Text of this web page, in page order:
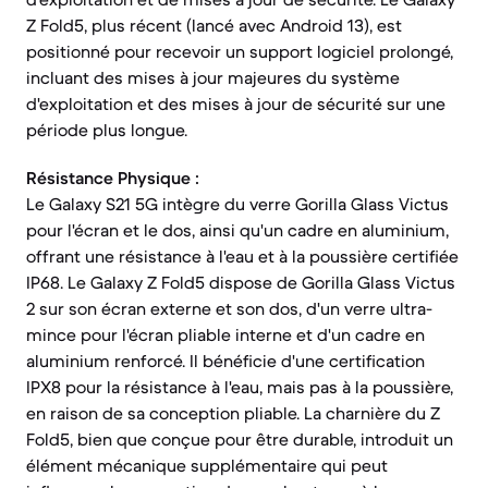
Z Fold5, plus récent (lancé avec Android 13), est
positionné pour recevoir un support logiciel prolongé,
incluant des mises à jour majeures du système
d'exploitation et des mises à jour de sécurité sur une
période plus longue.
Résistance Physique :
Le Galaxy S21 5G intègre du verre Gorilla Glass Victus
pour l'écran et le dos, ainsi qu'un cadre en aluminium,
offrant une résistance à l'eau et à la poussière certifiée
IP68. Le Galaxy Z Fold5 dispose de Gorilla Glass Victus
2 sur son écran externe et son dos, d'un verre ultra-
mince pour l'écran pliable interne et d'un cadre en
aluminium renforcé. Il bénéficie d'une certification
IPX8 pour la résistance à l'eau, mais pas à la poussière,
en raison de sa conception pliable. La charnière du Z
Fold5, bien que conçue pour être durable, introduit un
élément mécanique supplémentaire qui peut